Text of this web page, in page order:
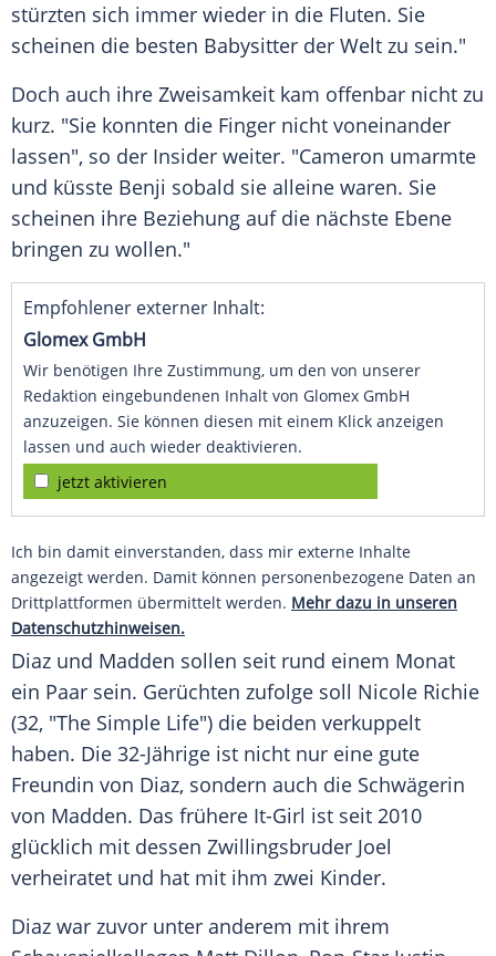
stürzten sich immer wieder in die Fluten. Sie
scheinen die besten Babysitter der Welt zu sein."
Doch auch ihre Zweisamkeit kam offenbar nicht zu
kurz. "Sie konnten die Finger nicht voneinander
lassen", so der Insider weiter. "Cameron umarmte
und küsste Benji sobald sie alleine waren. Sie
scheinen ihre Beziehung auf die nächste Ebene
bringen zu wollen."
Empfohlener externer Inhalt:
Glomex GmbH
Wir benötigen Ihre Zustimmung, um den von unserer
Redaktion eingebundenen Inhalt von Glomex GmbH
anzuzeigen. Sie können diesen mit einem Klick anzeigen
lassen und auch wieder deaktivieren.
jetzt aktivieren
Ich bin damit einverstanden, dass mir externe Inhalte
angezeigt werden. Damit können personenbezogene Daten an
Drittplattformen übermittelt werden. Mehr dazu in unseren
Datenschutzhinweisen.
Diaz und Madden sollen seit rund einem Monat
ein Paar sein. Gerüchten zufolge soll Nicole Richie
(32, "The Simple Life") die beiden verkuppelt
haben. Die 32-Jährige ist nicht nur eine gute
Freundin von Diaz, sondern auch die Schwägerin
von Madden. Das frühere It-Girl ist seit 2010
glücklich mit dessen Zwillingsbruder Joel
verheiratet und hat mit ihm zwei Kinder.
Diaz war zuvor unter anderem mit ihrem